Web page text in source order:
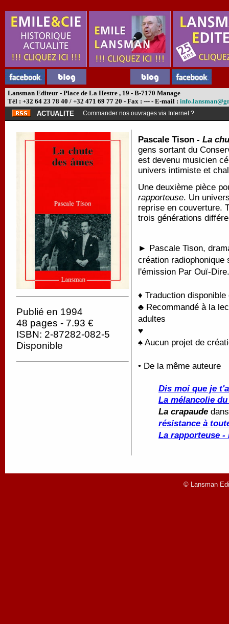
Lansman Editeur - Place de La Hestre , 19 - B-7170 Manage
Tél : +32 64 23 78 40 / +32 471 69 77 20 - Fax : --- - E-mail :
ACTUALITE
Commander nos ouvrages via Internet ?
Publié en 1994
48 pages - 7.93 €
ISBN: 2-87282-082-5
Disponible
Pascale Tison - La
gens sortant du
est devenu musicien
univers intimiste et
Une deuxième pièce
rapporteuse. Un
reprise en couverture.
trois générations
► Pascale Tison,
création
l'émission Par Ouï-Dire.
♦ Traduction
♣ Recommandé à la
adultes
♥
♠ Aucun projet de
• De la même auteure
Dis moi que je
La mélancolie
La crapaude
résistance à
La rapporteuse -
© Lansman